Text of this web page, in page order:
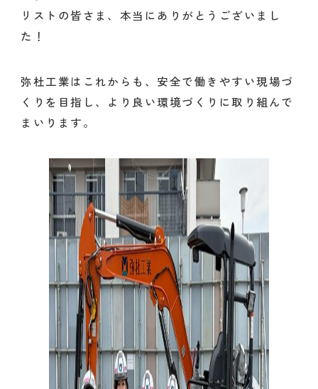
リストの皆さま、本当にありがとうございまし
た！
弥杜工業はこれからも、安全で働きやすい現場づ
くりを目指し、より良い環境づくりに取り組んで
まいります。